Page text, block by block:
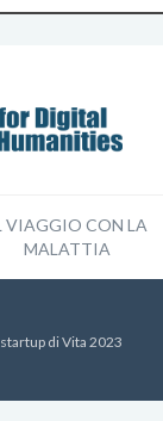
VIAGGIO CON LA
MALATTIA
di Vita 2023